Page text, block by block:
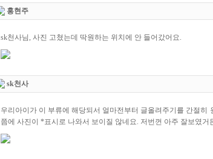
홍현주
sk천사님, 사진 고쳤는데 딱원하는 위치에 안 들어갔어요.
sk천사
우리아이가 이 부류에 해당되서 얼마전부터 글올려주기를 간절
쯤에 사진이 *표시로 나와서 보이질 않네요. 저번껀 아주 잘보였거